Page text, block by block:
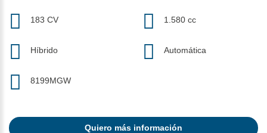
183 CV 1.580 cc
Híbrido Automática
8199MGW
Quiero más información